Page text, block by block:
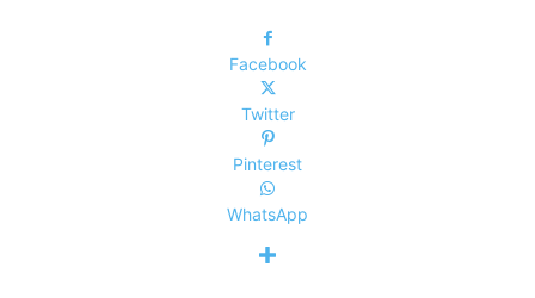
Facebook
Twitter
Pinterest
WhatsApp